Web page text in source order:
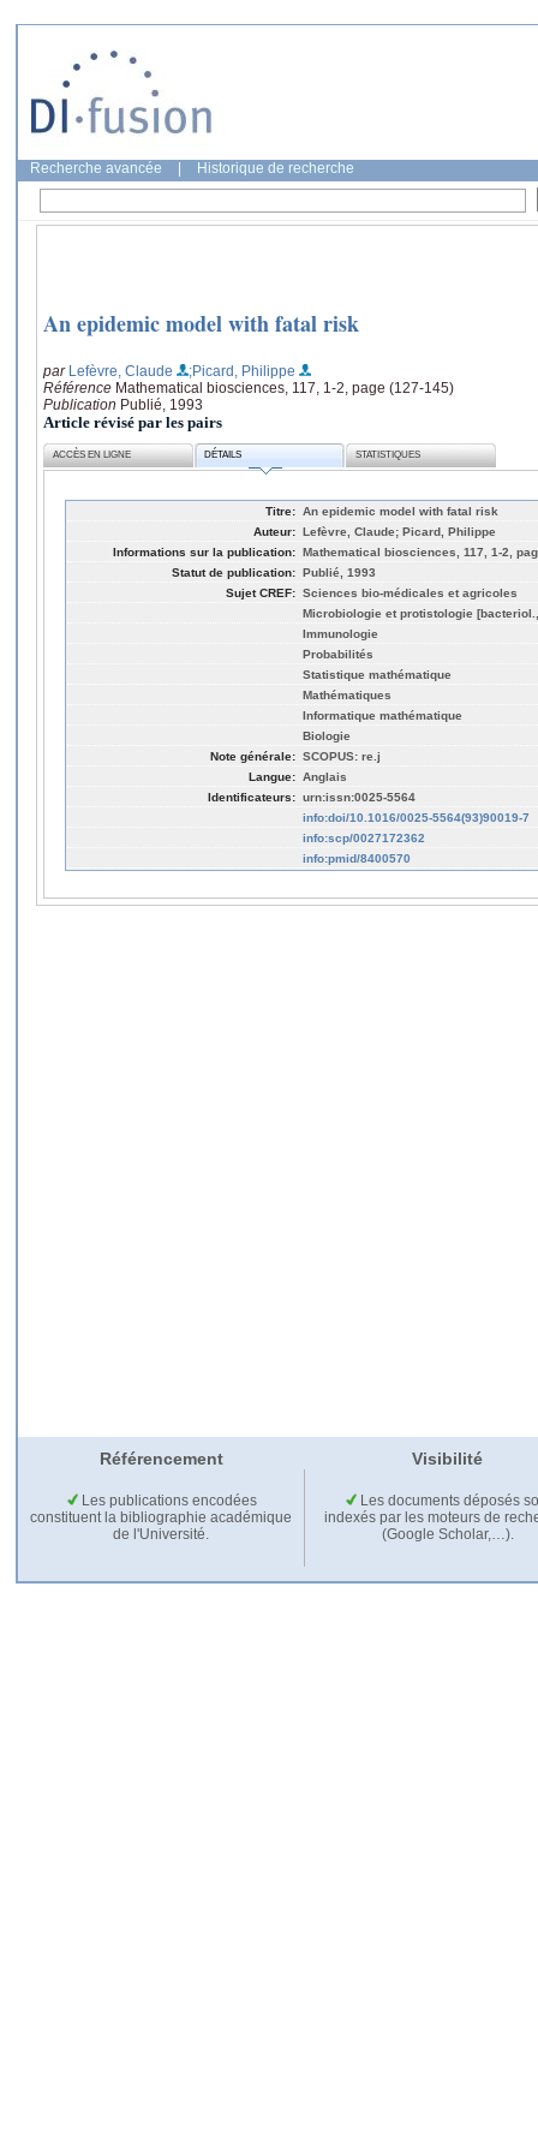
Recherche avancée Historique de recherche
An epidemic model with fatal risk
par Lefèvre, Claude
;Picard, Philippe
Référence Mathematical biosciences, 117, 1-2, page (127-145)
Publication Publié, 1993
Article révisé par les pairs
ACCÈS EN LIGNE DÉTAILS STATISTIQUES
Titre: An epidemic model with fatal risk
Auteur: Lefèvre, Claude; Picard, Philippe
Informations sur la publication: Mathematical biosciences, 117, 1-2,
Statut de publication: Publié, 1993
Sujet CREF: Sciences bio-médicales et agricoles
Microbiologie et protistologie
Immunologie
Probabilités
Statistique mathématique
Mathématiques
Informatique mathématique
Biologie
Note générale: SCOPUS: re.j
Langue: Anglais
Identificateurs: urn:issn:0025-5564
info:doi/10.1016/0025-5564(93)90019-7
info:scp/0027172362
info:pmid/8400570
Référencement Visibilité
Les publications encodées
constituent la bibliographie académique
de l'Université.
Les documents déposés
indexés par les moteurs de
(Google Scholar,…).